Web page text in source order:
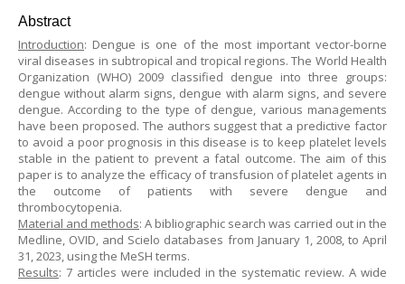
Abstract
Introduction: Dengue is one of the most important vector-borne
viral diseases in subtropical and tropical regions. The World Health
Organization (WHO) 2009 classified dengue into three groups:
dengue without alarm signs, dengue with alarm signs, and severe
dengue. According to the type of dengue, various managements
have been proposed. The authors suggest that a predictive factor
to avoid a poor prognosis in this disease is to keep platelet levels
stable in the patient to prevent a fatal outcome. The aim of this
paper is to analyze the efficacy of transfusion of platelet agents in
the outcome of patients with severe dengue and
thrombocytopenia.
Material and methods: A bibliographic search was carried out in the
Medline, OVID, and Scielo databases from January 1, 2008, to April
31, 2023, using the MeSH terms.
Results: 7 articles were included in the systematic review. A wide